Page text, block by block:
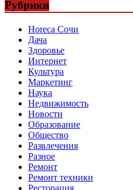
Рубрики
Horeca Сочи
Дача
Здоровье
Интернет
Культура
Маркетинг
Наука
Недвижимость
Новости
Образование
Общество
Развлечения
Разное
Ремонт
Ремонт техники